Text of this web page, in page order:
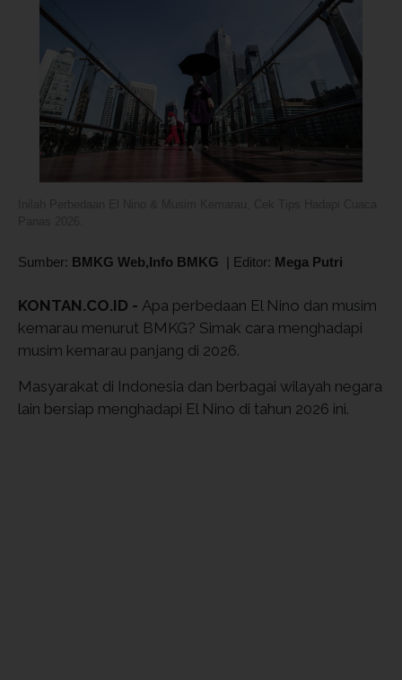
Sumber: BMKG Web,Info BMKG | Editor: Mega Putri
KONTAN.CO.ID - Apa perbedaan El Nino dan musim
kemarau menurut BMKG? Simak cara menghadapi
musim kemarau panjang di 2026.
Masyarakat di Indonesia dan berbagai wilayah negara
lain bersiap menghadapi El Nino di tahun 2026 ini.